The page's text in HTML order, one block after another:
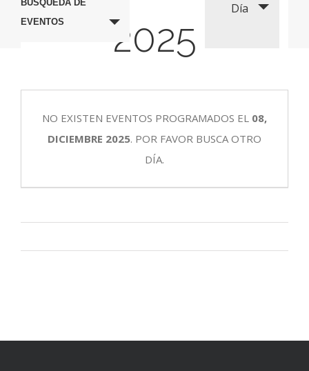
2025
búsqueda
vistas
de
BÚSQUEDA DE
EVENTOS
Día
NO EXISTEN EVENTOS PROGRAMADOS EL 08,
DICIEMBRE 2025. POR FAVOR BUSCA OTRO
DÍA.